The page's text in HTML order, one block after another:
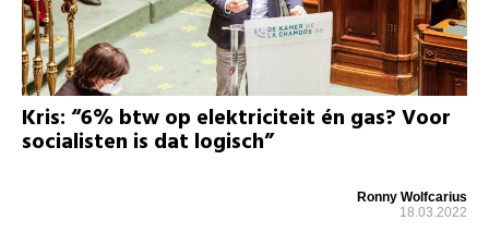
Kris: “6% btw op elektriciteit én gas? Voor
socialisten is dat logisch”
Ronny Wolfcarius
18.03.2022